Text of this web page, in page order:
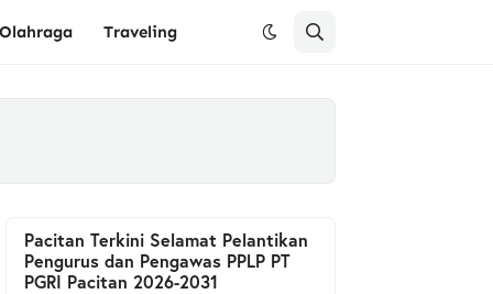
Olahraga Traveling
Pacitan Terkini Selamat Pelantikan
Pengurus dan Pengawas PPLP PT
PGRI Pacitan 2026-2031